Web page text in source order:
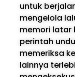
untuk
mengelola
memori latar
perintah
memeriksa
lainnya